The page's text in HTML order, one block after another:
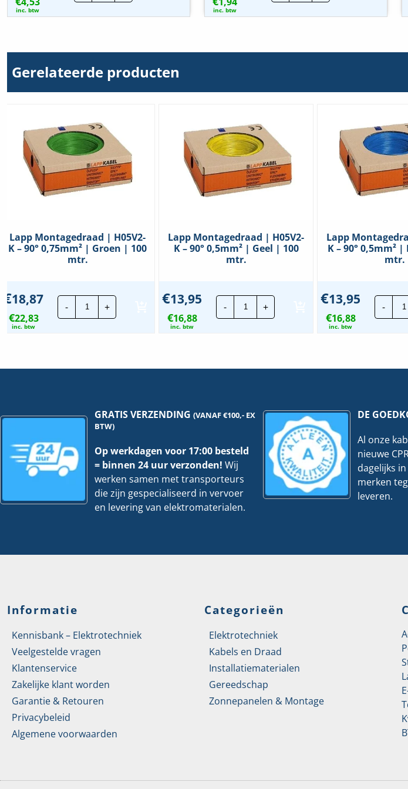
Toegestane kabelbuitentemperatuur
-10 – 90 °C
Toegestane kabelbuitentemperatuur
tijdens montage/handeling
Food Contact Material
Nee
inc. btw
1mm²
stuks
hoeveelheid
inc. btw
-
Gerelateerde producten
Lapp Montagedraad | H05V2-
K – 90° 0,75mm² | Groen | 100
mtr.
€18,87
€22,83
inc. btw
-
Lapp
Montagedraad
|
mtr.
hoeveelheid
+
Lapp Montagedraad | H05V2-
K – 90° 0,5mm² | Geel | 100
mtr.
€13,95
€16,88
inc. btw
-
Lapp
Montagedraad
|
mtr.
hoeveelheid
+
Lapp
K – 90° 0,5mm²
mtr.
€13,95
€16,88
inc. btw
-
|
GRATIS VERZENDING(VANAF €100,- EX
BTW)
Op werkdagen voor 17:00 besteld
= binnen 24 uur verzonden! Wij
werken samen met transporteurs
die zijn gespecialiseerd in vervoer
en levering van elektromaterialen.
DE
Al onze
nieuwe
dagelijks
merken
leveren.
Informatie
Kennisbank – Elektrotechniek
Veelgestelde vragen
Klantenservice
Zakelijke klant worden
Garantie & Retouren
Privacybeleid
Algemene voorwaarden
Categorieën
Elektrotechniek
Kabels en Draad
Installatiematerialen
Gereedschap
Zonnepanelen & Montage